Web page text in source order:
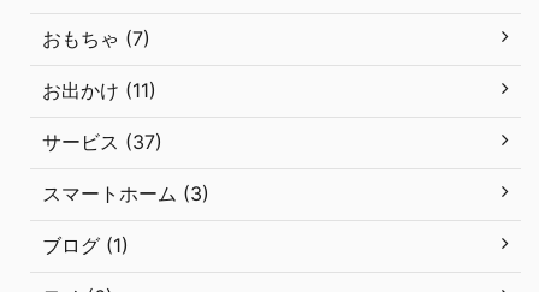
おもちゃ (7)
お出かけ (11)
サービス (37)
スマートホーム (3)
ブログ (1)